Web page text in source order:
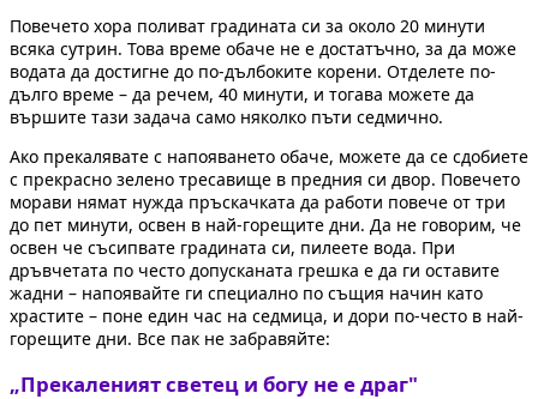
Повечето хора поливат градината си за около 20 минути
всяка сутрин. Това време обаче не е достатъчно, за да може
водата да достигне до по-дълбоките корени. Отделете по-
дълго време – да речем, 40 минути, и тогава можете да
вършите тази задача само няколко пъти седмично.
Ако прекалявате с напояването обаче, можете да се сдобиете
с прекрасно зелено тресавище в предния си двор. Повечето
морави нямат нужда пръскачката да работи повече от три
до пет минути, освен в най-горещите дни. Да не говорим, че
освен че съсипвате градината си, пилеете вода. При
дръвчетата по често допусканата грешка е да ги оставите
жадни – напоявайте ги специално по същия начин като
храстите – поне един час на седмица, и дори по-често в най-
горещите дни. Все пак не забравяйте:
„Прекаленият светец и богу не е драг"